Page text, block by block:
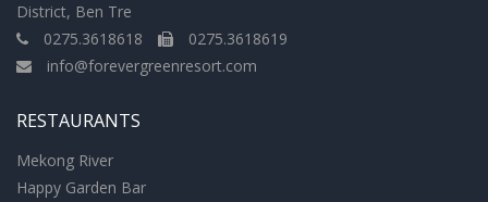
District, Ben Tre
0275.3618618
0275.3618619
info@forevergreenresort.com
RESTAURANTS
Mekong River
Happy Garden Bar